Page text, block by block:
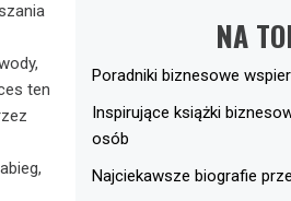
ten
NA
Poradniki biznesowe
Inspirujące książki
osób
Najciekawsze biografie